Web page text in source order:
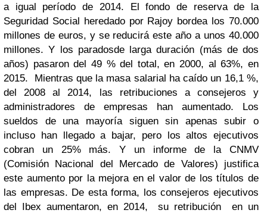
a igual período de 2014. El fondo de reserva de la
Seguridad Social heredado por Rajoy bordea los 70.000
millones de euros, y se reducirá este año a unos 40.000
millones. Y los paradosde larga duración (más de dos
años) pasaron del 49 % del total, en 2000, al 63%, en
2015. Mientras que la masa salarial ha caído un 16,1 %,
del 2008 al 2014, las retribuciones a consejeros y
administradores de empresas han aumentado. Los
sueldos de una mayoría siguen sin apenas subir o
incluso han llegado a bajar, pero los altos ejecutivos
cobran un 25% más. Y un informe de la CNMV
(Comisión Nacional del Mercado de Valores) justifica
este aumento por la mejora en el valor de los títulos de
las empresas. De esta forma, los consejeros ejecutivos
del Ibex aumentaron, en 2014, su retribución en un